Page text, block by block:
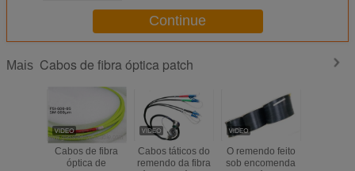
Continue
Mais Cabos de fibra óptica patch
Cabos de fibra
óptica de
Cabos táticos do
remendo da fibra
O remendo feito
sob encomenda